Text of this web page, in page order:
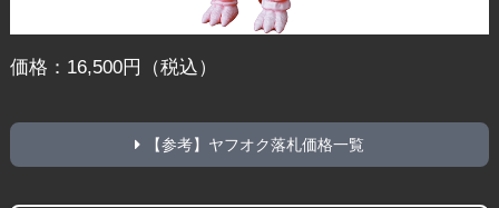
価格：16,500円（税込）
【参考】ヤフオク落札価格一覧